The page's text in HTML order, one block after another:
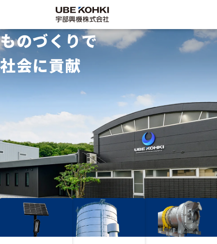
事業案内
採用情報
お知らせ
個人情報保護方針
Copyright © 2026 Ube Kohki Co.,ltd. All Rights Reserved.
企業情 代表挨拶／理
保有資格 工場設備
調達・協力会
社
サステ
ティ
Sustainability
サステナビリ
採用情 採用情報
社員インタビ
募集要項・エ
ントリー
ものづくりで
社会に貢献